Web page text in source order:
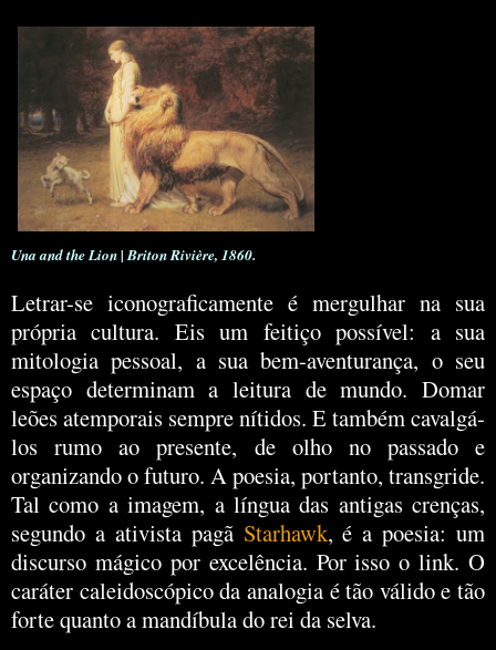
Una and the Lion | Briton Rivière, 1860.
Letrar-se iconograficamente é mergulhar na sua
própria cultura. Eis um feitiço possível: a sua
mitologia pessoal, a sua bem-aventurança, o seu
espaço determinam a leitura de mundo. Domar
leões atemporais sempre nítidos. E também cavalgá-
los rumo ao presente, de olho no passado e
organizando o futuro. A poesia, portanto, transgride.
Tal como a imagem, a língua das antigas crenças,
segundo a ativista pagã Starhawk, é a poesia: um
discurso mágico por excelência. Por isso o link. O
caráter caleidoscópico da analogia é tão válido e tão
forte quanto a mandíbula do rei da selva.